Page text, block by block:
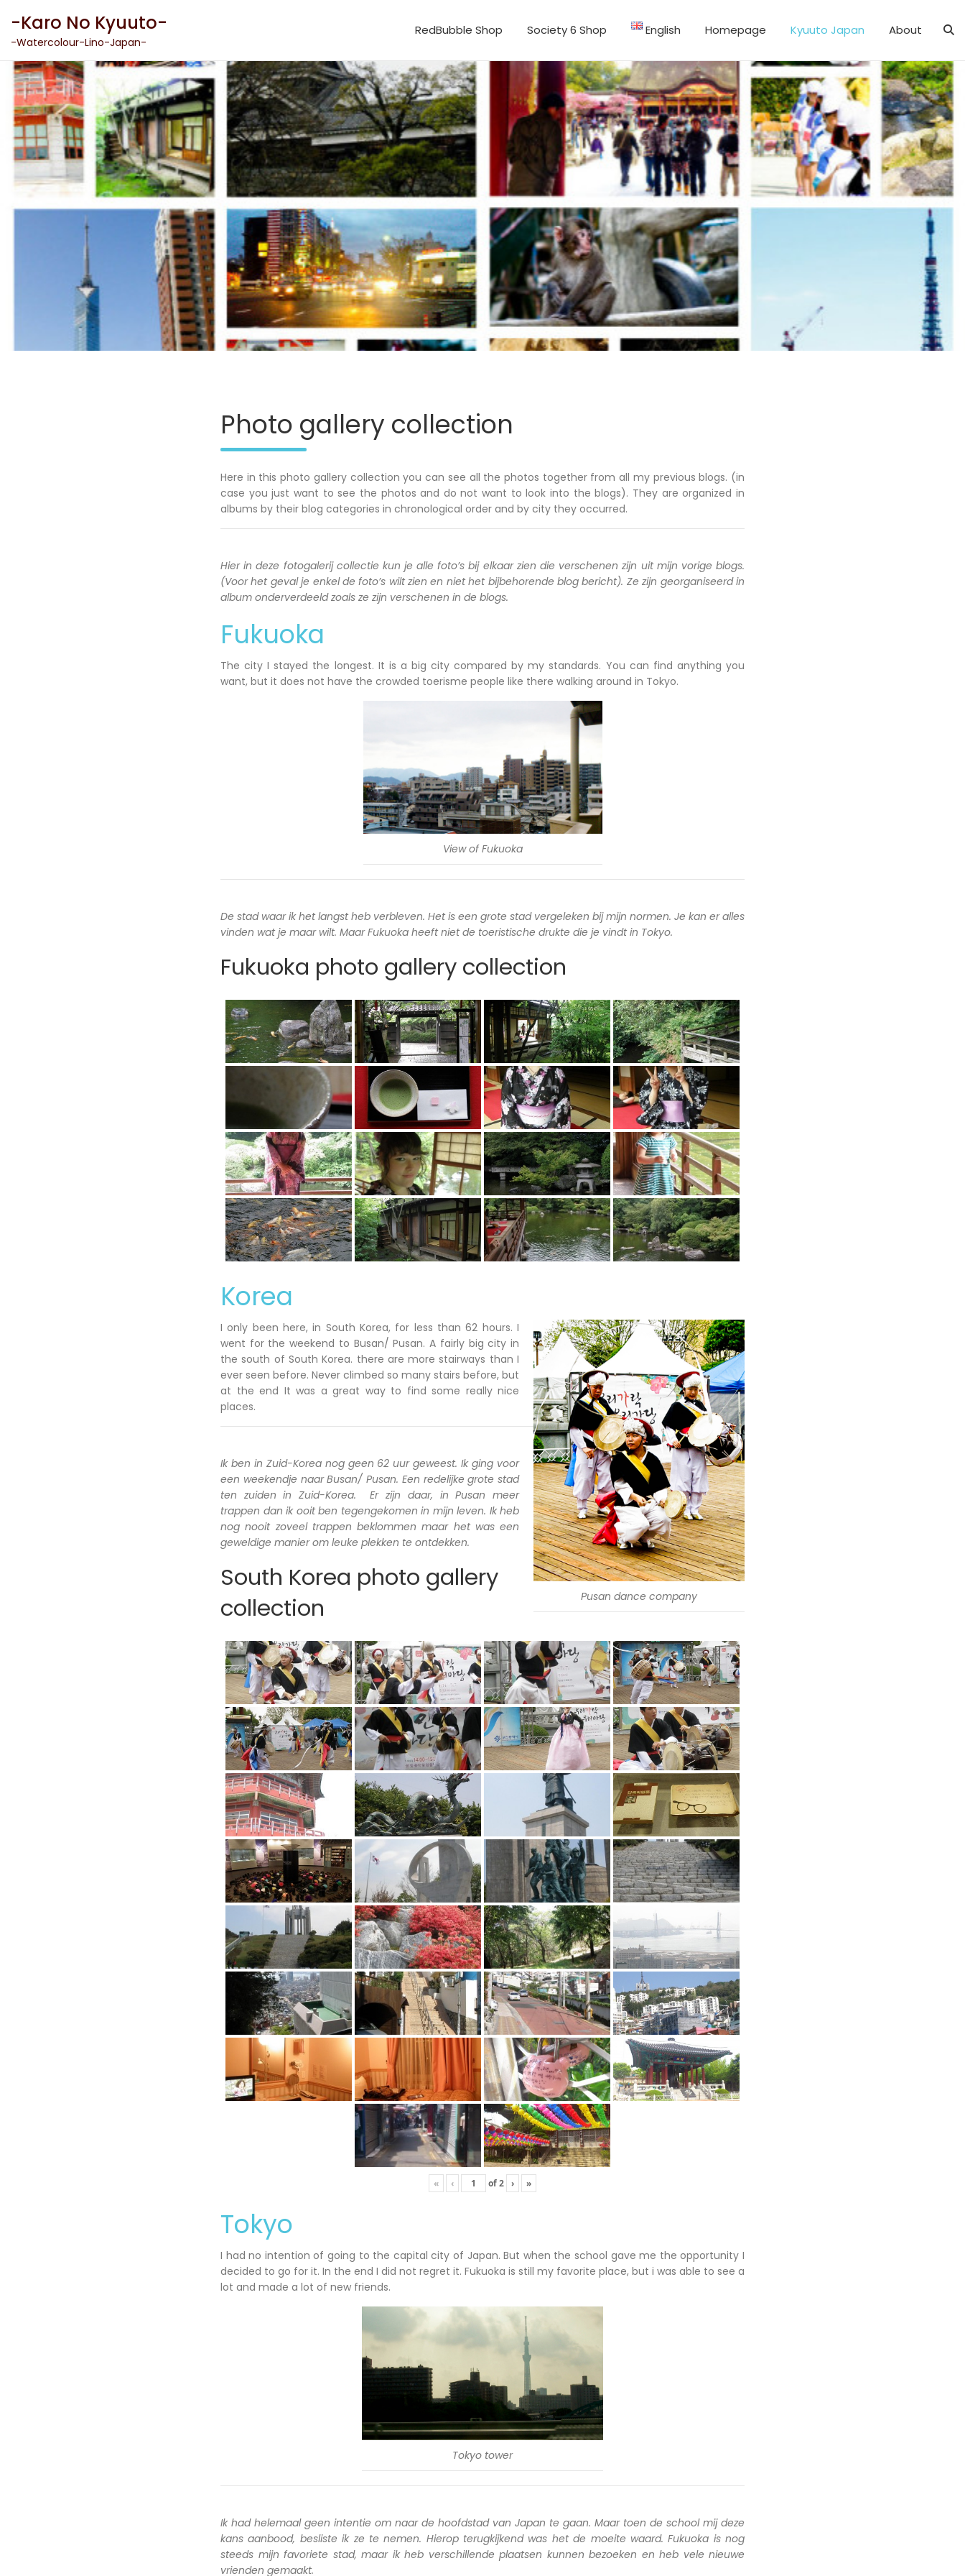
content
-Karo No Kyuuto-
-Watercolour-Lino-Japan-
RedBubble Shop Society 6 Shop English Homepage Kyuuto Japan About
Photo gallery collection
Here in this photo gallery collection you can see all the photos together from all my previous blogs. (in
case you just want to see the photos and do not want to look into the blogs). They are organized in
albums by their blog categories in chronological order and by city they occurred.
Hier in deze fotogalerij collectie kun je alle foto’s bij elkaar zien die verschenen zijn uit mijn vorige blogs.
(Voor het geval je enkel de foto’s wilt zien en niet het bijbehorende blog bericht). Ze zijn georganiseerd in
album onderverdeeld zoals ze zijn verschenen in de blogs.
Fukuoka
The city I stayed the longest. It is a big city compared by my standards. You can find anything you
want, but it does not have the crowded toerisme people like there walking around in Tokyo.
View of Fukuoka
De stad waar ik het langst heb verbleven. Het is een grote stad vergeleken bij mijn normen. Je kan er alles
vinden wat je maar wilt. Maar Fukuoka heeft niet de toeristische drukte die je vindt in Tokyo.
Fukuoka photo gallery collection
Korea
Pusan dance company
I only been here, in South Korea, for less than 62 hours. I
went for the weekend to Busan/ Pusan. A fairly big city in
the south of South Korea. there are more stairways than I
ever seen before. Never climbed so many stairs before, but
at the end It was a great way to find some really nice
places.
Ik ben in Zuid-Korea nog geen 62 uur geweest. Ik ging voor
een weekendje naar Busan/ Pusan. Een redelijke grote stad
ten zuiden in Zuid-Korea. Er zijn daar, in Pusan meer
trappen dan ik ooit ben tegengekomen in mijn leven. Ik heb
nog nooit zoveel trappen beklommen maar het was een
geweldige manier om leuke plekken te ontdekken.
South Korea photo gallery
collection
« ‹ of2 › »
Tokyo
I had no intention of going to the capital city of Japan. But when the school gave me the opportunity I
decided to go for it. In the end I did not regret it. Fukuoka is still my favorite place, but i was able to see a
lot and made a lot of new friends.
Tokyo tower
Ik had helemaal geen intentie om naar de hoofdstad van Japan te gaan. Maar toen de school mij deze
kans aanbood, besliste ik ze te nemen. Hierop terugkijkend was het de moeite waard. Fukuoka is nog
steeds mijn favoriete stad, maar ik heb verschillende plaatsen kunnen bezoeken en heb vele nieuwe
vrienden gemaakt.